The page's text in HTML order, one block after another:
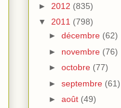
► 2012 (835)
▼ 2011 (798)
► décembre (62)
► novembre (76)
► octobre (77)
► septembre (61)
► août (49)